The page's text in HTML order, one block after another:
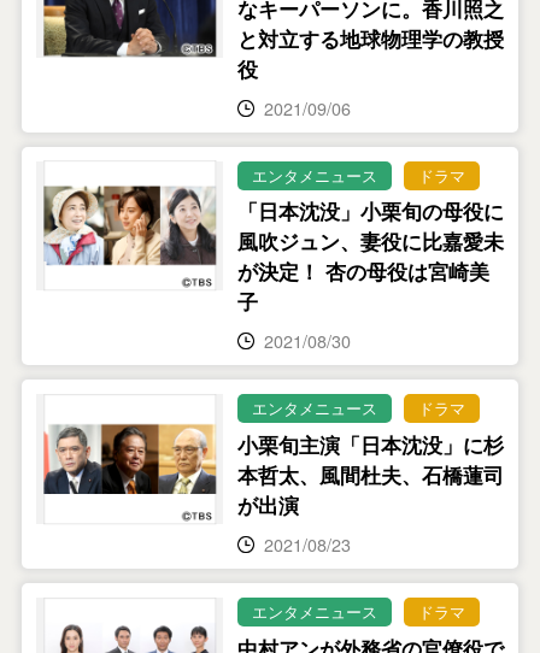
なキーパーソンに。香川照之
と対立する地球物理学の教授
役
2021/09/06
エンタメニュース ドラマ
「日本沈没」小栗旬の母役に
風吹ジュン、妻役に比嘉愛未
が決定！ 杏の母役は宮崎美
子
2021/08/30
エンタメニュース ドラマ
小栗旬主演「日本沈没」に杉
本哲太、風間杜夫、石橋蓮司
が出演
2021/08/23
エンタメニュース ドラマ